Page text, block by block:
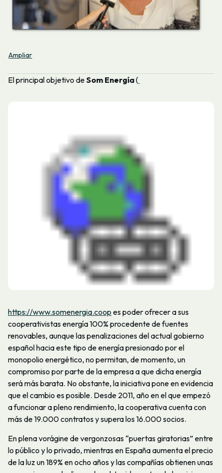
Ampliar
El principal objetivo deSom Energía(
https://www.somenergia.coop es poder ofrecer a sus
cooperativistas energía 100% procedente de fuentes
renovables, aunque las penalizaciones del actual gobierno
español hacia este tipo de energía presionado por el
monopolio energético, no permitan, de momento, un
compromiso por parte de la empresa a que dicha energía
será más barata. No obstante, la iniciativa pone en evidencia
que el cambio es posible. Desde 2011, año en el que empezó
a funcionar a pleno rendimiento, la cooperativa cuenta con
más de 19.000 contratos y supera los 16.000 socios.
En plena vorágine de vergonzosas “puertas giratorias” entre
lo público y lo privado, mientras en España aumenta el precio
de la luz un 189% en ocho años y las compañías obtienen unas